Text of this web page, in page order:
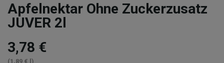
Apfelnektar Ohne Zuckerzusatz
JUVER 2l
3,78 €
(1,89 € l)